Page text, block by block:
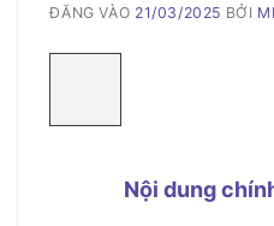
ĐĂNG VÀO 21/03/2025 BỞI
Nội dung